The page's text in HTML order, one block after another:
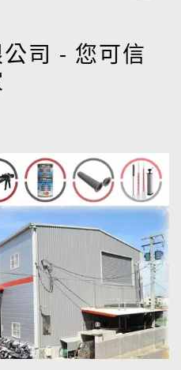
司 - 您可信